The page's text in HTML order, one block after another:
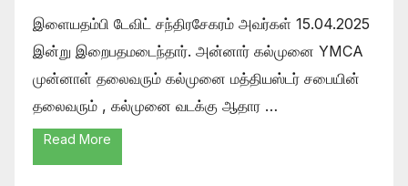
இளையதம்பி டேவிட் சந்திரசேகரம் அவர்கள் 15.04.2025
இன்று இறைபதமடைந்தார். அன்னார் கல்முனை YMCA
முன்னாள் தலைவரும் கல்முனை மத்தியஸ்டர் சபையின்
தலைவரும் , கல்முனை வடக்கு ஆதார …
Read More